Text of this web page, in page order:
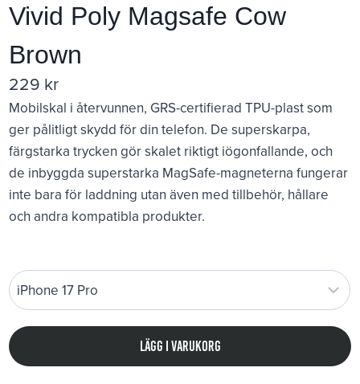
Vivid Poly Magsafe Cow
Brown
229 kr
Mobilskal i återvunnen, GRS-certifierad TPU-plast som
ger pålitligt skydd för din telefon. De superskarpa,
färgstarka trycken gör skalet riktigt iögonfallande, och
de inbyggda superstarka MagSafe-magneterna fungerar
inte bara för laddning utan även med tillbehör, hållare
och andra kompatibla produkter.
Lägg i varukorg